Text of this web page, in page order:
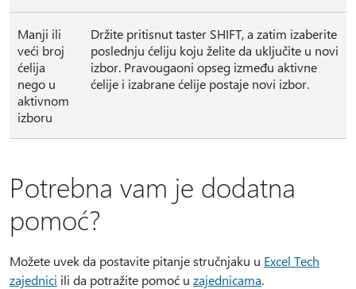
Manji ili
veći broj
ćelija
nego u
aktivnom
izboru
Držite pritisnut taster SHIFT, a zatim izaberite
poslednju ćeliju koju želite da uključite u novi
izbor. Pravougaoni opseg između aktivne
ćelije i izabrane ćelije postaje novi izbor.
Potrebna vam je dodatna
pomoć?
Možete uvek da postavite pitanje stručnjaku u Excel Tech
zajednici ili da potražite pomoć u zajednicama.